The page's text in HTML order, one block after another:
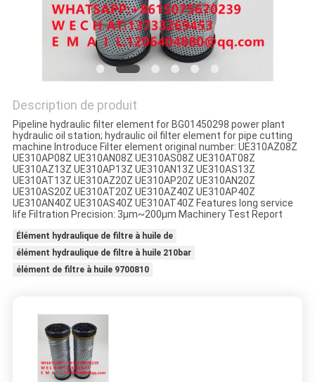
PRIVACY
POLICY
Description de produit
Pipeline hydraulic filter element for BG01450298 power plant
hydraulic oil station; hydraulic oil filter element for pipe cutting
machine Introduce Filter element original number: UE310AZ08Z
UE310AP08Z UE310AN08Z UE310AS08Z UE310AT08Z
UE310AZ13Z UE310AP13Z UE310AN13Z UE310AS13Z
UE310AT13Z UE310AZ20Z UE310AP20Z UE310AN20Z
UE310AS20Z UE310AT20Z UE310AZ40Z UE310AP40Z
UE310AN40Z UE310AS40Z UE310AT40Z Features long service
life Filtration Precision: 3μm~200μm Machinery Test Report
Élément hydraulique de filtre à huile de
élément hydraulique de filtre à huile 210bar
élément de filtre à huile 9700810